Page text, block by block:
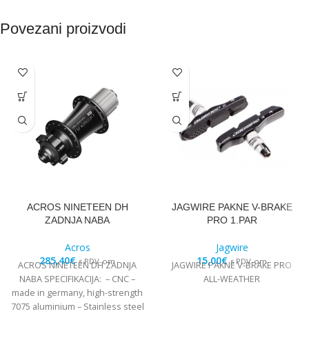
Povezani proizvodi
ACROS NINETEEN DH
ZADNJA NABA
Acros
285,40€ s PDV-om
ACROS NINETEEN DH ZADNJA
NABA SPECIFIKACIJA: – CNC –
made in germany, high-strength
7075 aluminium – Stainless steel
JAGWIRE PAKNE V-BRAKE
PRO 1.PAR
Jagwire
15,00€ s PDV-om
JAGWIRE PAKNE V-BRAKE PRO
ALL-WEATHER